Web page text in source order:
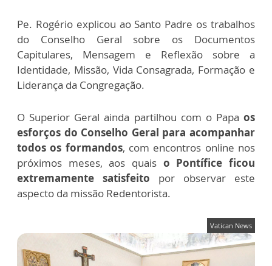
Pe. Rogério explicou ao Santo Padre os trabalhos
do Conselho Geral sobre os Documentos
Capitulares, Mensagem e Reflexão sobre a
Identidade, Missão, Vida Consagrada, Formação e
Liderança da Congregação.
O Superior Geral ainda partilhou com o Papa os
esforços do Conselho Geral para acompanhar
todos os formandos, com encontros online nos
próximos meses, aos quais o Pontífice ficou
extremamente satisfeito por observar este
aspecto da missão Redentorista.
Vatican News